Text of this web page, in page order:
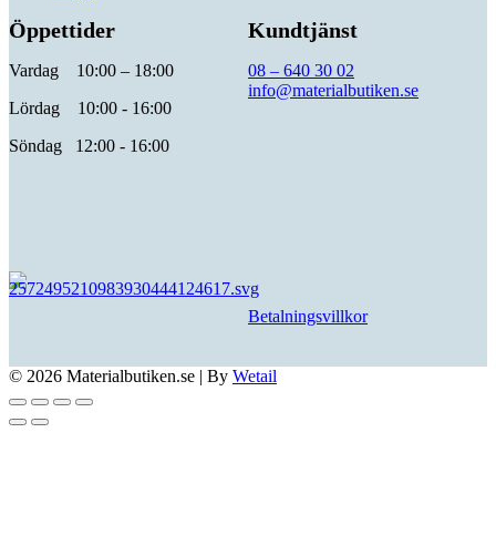
Öppettider
Vardag 10:00 – 18:00
Lördag 10:00 - 16:00
Söndag 12:00 - 16:00
Kundtjänst
08 – 640 30 02
info@materialbutiken.se
Betalningsvillkor
© 2026 Materialbutiken.se | By Wetail